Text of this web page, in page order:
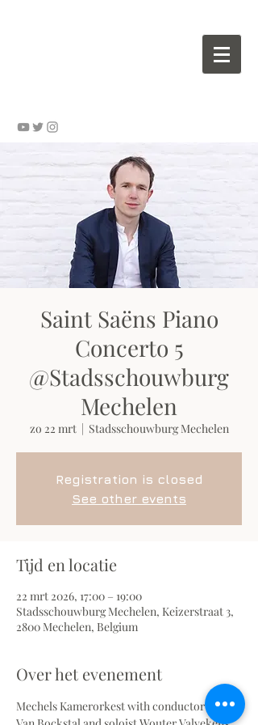
Saint Saëns Piano
Concerto 5
@Stadsschouwburg
Mechelen
zo 22 mrt
  |
Stadsschouwburg Mechelen
Registration is closed
See other events
Tijd en locatie
22 mrt 2026, 17:00 – 19:00
Stadsschouwburg Mechelen, Keizerstraat 3,
2800 Mechelen, Belgium
Over het evenement
Mechels Kamerorkest with conductor Piet